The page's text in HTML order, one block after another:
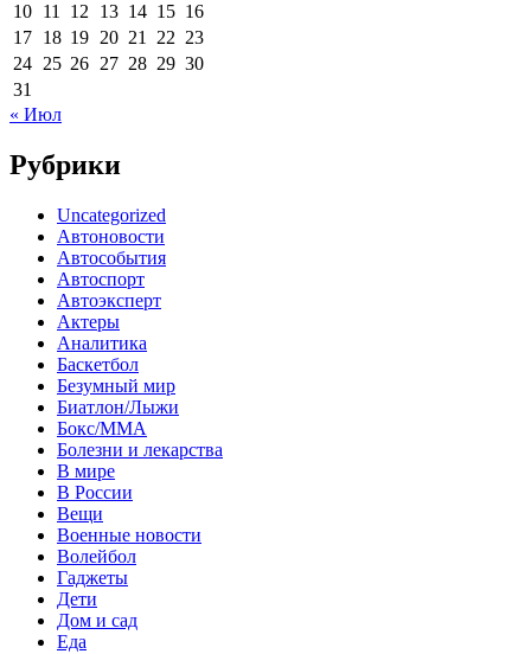
10 11 12 13 14 15 16
17 18 19 20 21 22 23
24 25 26 27 28 29 30
31
« Июл
Рубрики
Uncategorized
Автоновости
Автособытия
Автоспорт
Автоэксперт
Актеры
Аналитика
Баскетбол
Безумный мир
Биатлон/Лыжи
Бокс/MMA
Болезни и лекарства
В мире
В России
Вещи
Военные новости
Волейбол
Гаджеты
Дети
Дом и сад
Еда